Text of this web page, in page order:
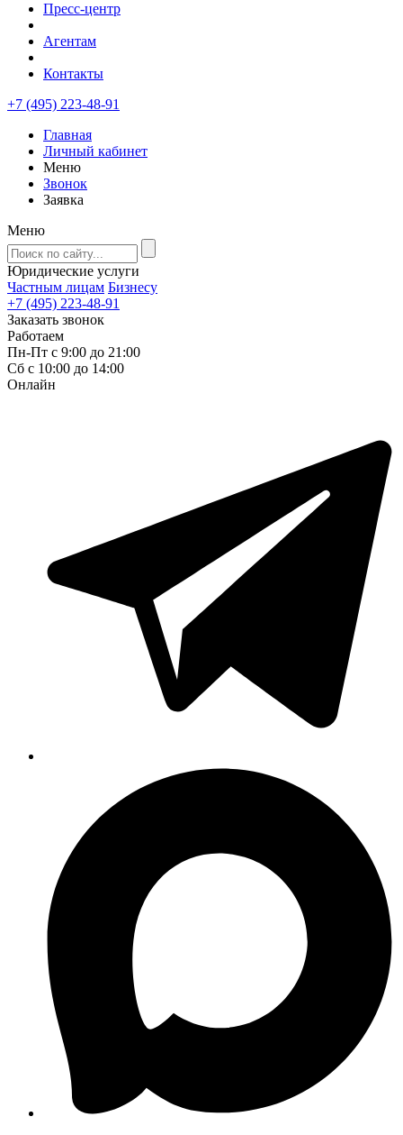
Пресс-центр
Агентам
Контакты
+7 (495) 223-48-91
Главная
Личный кабинет
Меню
Звонок
Заявка
Меню
Юридические услуги
Частным лицам Бизнесу
+7 (495) 223-48-91
Заказать звонок
Работаем
Пн-Пт с 9:00 до 21:00
Сб с 10:00 до 14:00
Онлайн